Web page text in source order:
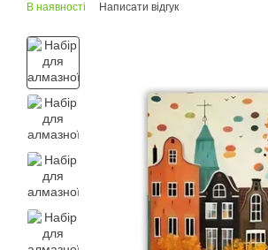
В наявності Написати відгук